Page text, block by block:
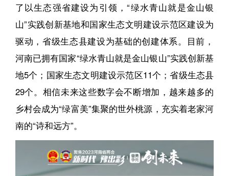
了以生态强省建设为引领，“绿水青山就是金山银
山”实践创新基地和国家生态文明建设示范区建设为
驱动，省级生态县建设为基础的创建体系。目前，
河南已拥有国家“绿水青山就是金山银山”实践创新基
地5个；国家生态文明建设示范区11个；省级生态县
29个。相信未来这些数字会不断增加，越来越多的
乡村会成为“绿富美”集聚的世外桃源，充实着老家河
南的“诗和远方”。